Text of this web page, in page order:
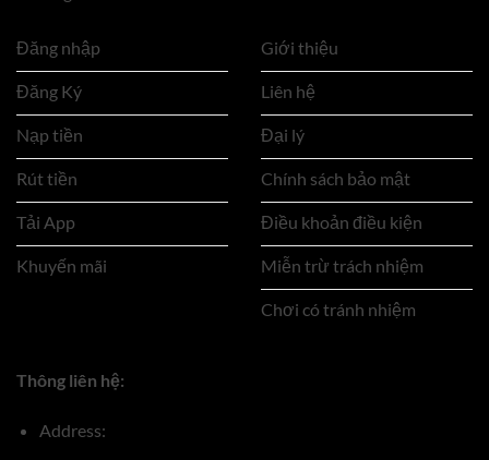
Đăng nhập
Đăng Ký
Nạp tiền
Rút tiền
Tải App
Khuyến mãi
Giới thiệu
Liên hệ
Đại lý
Chính sách bảo mật
Điều khoản điều kiện
Miễn trừ trách nhiệm
Chơi có tránh nhiệm
Thông liên hệ:
Address: